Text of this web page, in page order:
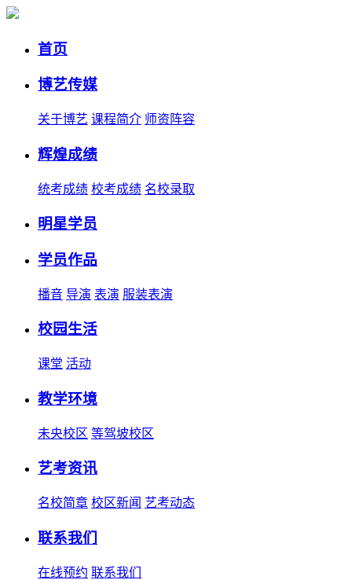
首页
博艺传媒
关于博艺 课程简介 师资阵容
辉煌成绩
统考成绩 校考成绩 名校录取
明星学员
学员作品
播音 导演 表演 服装表演
校园生活
课堂 活动
教学环境
未央校区 等驾坡校区
艺考资讯
名校简章 校区新闻 艺考动态
联系我们
在线预约 联系我们